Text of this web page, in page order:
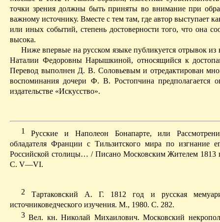
точки зрения должны быть приняты во внимание при
важному источнику. Вместе с тем там, где автор выступает
или иных событий, степень достоверности того, что она
высока.
Ниже впервые на русском языке публикуется отрывок
Наталии Федоровны Нарышкиной, относящийся к
Перевод выполнен Д. В. Соловьевым и отредактирован
воспоминания дочери Ф. В. Ростопчина предполагается
издательстве «Искусство».
1 Русские и Наполеон Бонапарте, или
обладателя Франции с Тильзитского мира по изгнание
Российской столицы… / Писано Московским Жителем 1813
С. V—VI.
2Тартаковский А. Г. 1812 год и русская
источниковедческого изучения. М., 1980. С. 282.
3Вел. кн. Николай Михаилович. Московский